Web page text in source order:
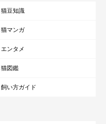
猫豆知識
猫マンガ
エンタメ
猫図鑑
飼い方ガイド